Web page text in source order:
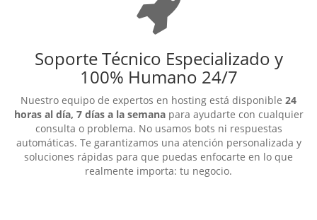
Soporte Técnico Especializado y
100% Humano 24/7
Nuestro equipo de expertos en hosting está disponible 24
horas al día, 7 días a la semanapara ayudarte con cualquier
consulta o problema. No usamos bots ni respuestas
automáticas. Te garantizamos una atención personalizada y
soluciones rápidas para que puedas enfocarte en lo que
realmente importa: tu negocio.